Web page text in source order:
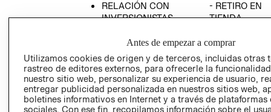
RELACIÓN CON
INVERSIONISTAS
EMPRESARIAL
- RETIRO EN
TIENDA
CONDICIONES
AVISO DE
PRIVACIDAD
GIFT CARD
AVISO DE
Antes de empezar a comprar
Utilizamos cookies de origen y de terceros, incluidas otras
rastreo de editores externos, para ofrecerle la
nuestro sitio web, personalizar su experiencia de usuario,
entregar publicidad personalizada en nuestros sitios web,
boletines informativos en Internet y a través de plataformas
sociales. Con ese fin, recopilamos información sobre el